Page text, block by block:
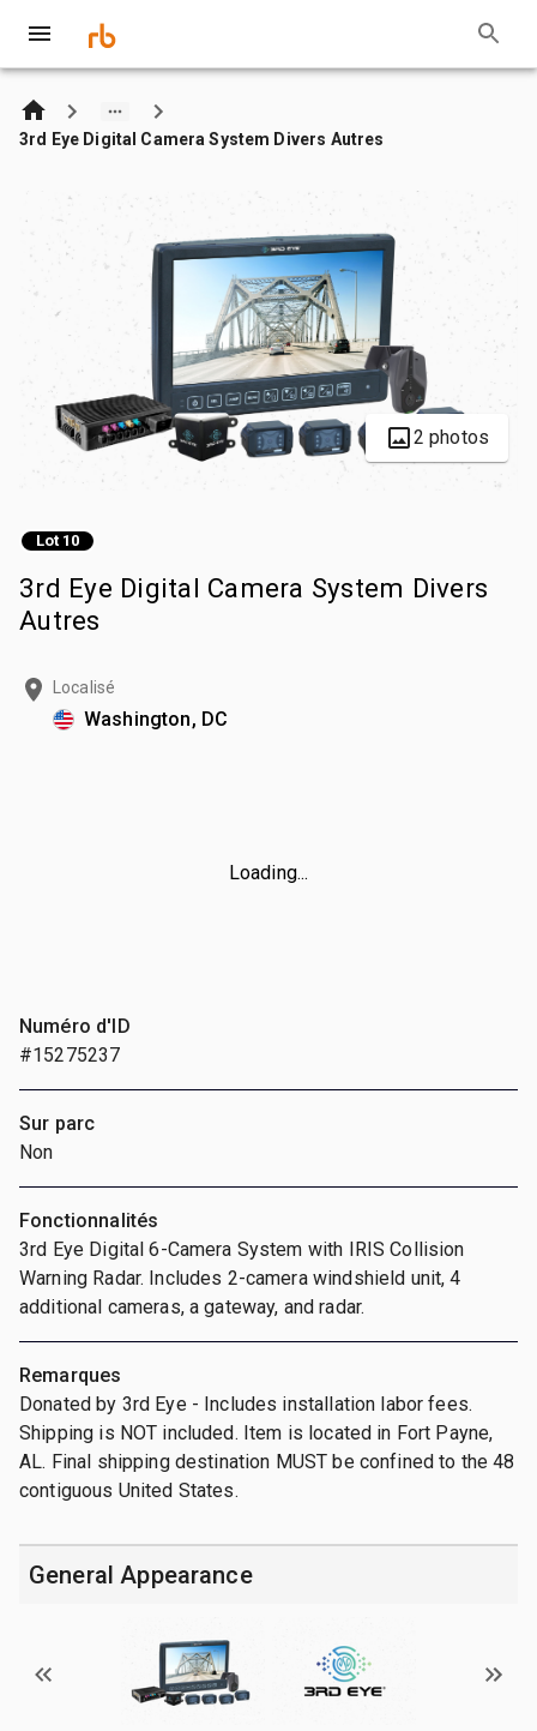
3rd Eye Digital Camera System Divers Autres
2 photos
Lot 10
3rd Eye Digital Camera System Divers
Autres
Localisé
Washington, DC
Loading...
Numéro d'ID
#15275237
Sur parc
Non
Fonctionnalités
3rd Eye Digital 6-Camera System with IRIS Collision
Warning Radar. Includes 2-camera windshield unit, 4
additional cameras, a gateway, and radar.
Remarques
Donated by 3rd Eye - Includes installation labor fees.
Shipping is NOT included. Item is located in Fort Payne,
AL. Final shipping destination MUST be confined to the 48
contiguous United States.
General Appearance